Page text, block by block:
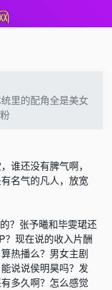
里的配角全是美女
谁还没有脾气啊，
名气的凡人，放宽
？张予曦和毕雯珺还
？ 现在说的收入片酬
算热播么？男女主剧
能说说侯明昊吗？发
多久啊？怎么感觉